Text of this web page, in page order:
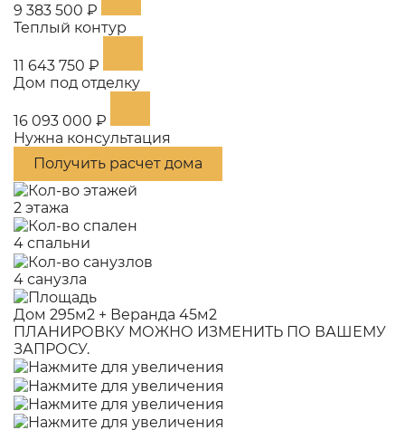
9 383 500 ₽
Теплый контур
11 643 750 ₽
Дом под отделку
16 093 000 ₽
Нужна консультация
Получить расчет дома
2 этажа
4 спальни
4 санузла
Дом 295м2 + Веранда 45м2
ПЛАНИРОВКУ МОЖНО ИЗМЕНИТЬ ПО ВАШЕМУ
ЗАПРОСУ.